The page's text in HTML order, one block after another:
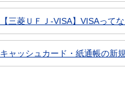
【三菱ＵＦＪ-VISA】VISAって
キャッシュカード・紙通帳の新